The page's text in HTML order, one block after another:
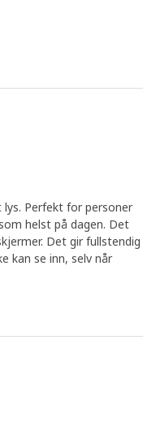
Perfekt for personer
helst på dagen. Det
Det gir fullstendig
kan se inn, selv når